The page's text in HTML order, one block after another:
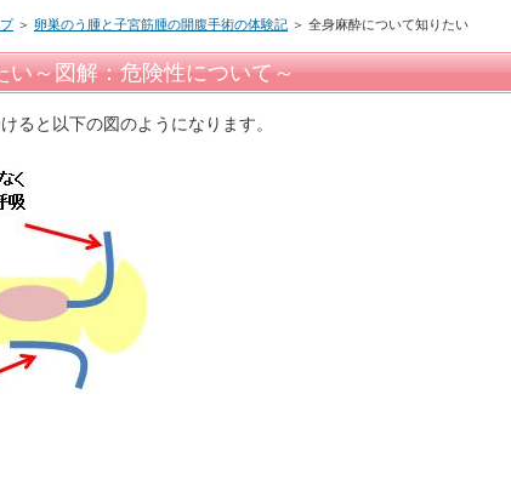
＞ 卵巣のう腫と子宮筋腫の開腹手術の体験記 ＞ 全身麻酔について知りたい
い～図解：危険性について～
ると以下の図のようになります。